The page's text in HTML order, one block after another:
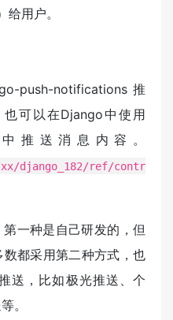
给用户。
push-notifications 推
可以在Django中使用
推送消息内容。
django_182/ref/contr
一种是自己研发的，但
都采用第二种方式，也
送，比如极光推送、个
。